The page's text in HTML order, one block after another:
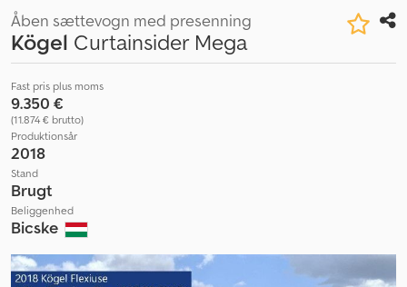
Åben sættevogn med presenning
Kögel Curtainsider Mega
Fast pris plus moms
9.350 €
(11.874 € brutto)
Produktionsår
2018
Stand
Brugt
Beliggenhed
Bicske